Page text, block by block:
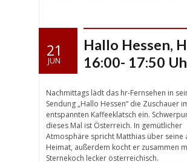
21
JUN
Hallo Hessen,
16:00- 17:50
Nachmittags lädt das hr-Fernsehen in
Sendung „Hallo Hessen“ die Zuschauer
entspannten Kaffeeklatsch ein.
dieses Mal ist Österreich. In gemütlicher
Atmosphäre spricht Matthias über seine
Heimat, außerdem kocht er zusammen
Sternekoch lecker österreichisch.